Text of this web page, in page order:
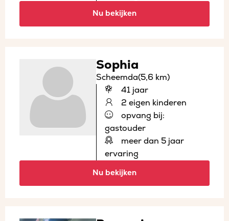
Nu bekijken
Sophia
Scheemda(5,6 km)
41 jaar
2 eigen kinderen
opvang bij:
gastouder
meer dan 5 jaar
ervaring
Nu bekijken